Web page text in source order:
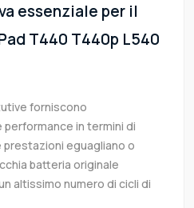
essenziale per il
T440 T440p L540
forniscono
in termini di
prestazioni eguagliano o
batteria originale
altissimo numero di cicli di